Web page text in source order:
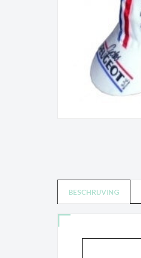
BESCHRIJVING